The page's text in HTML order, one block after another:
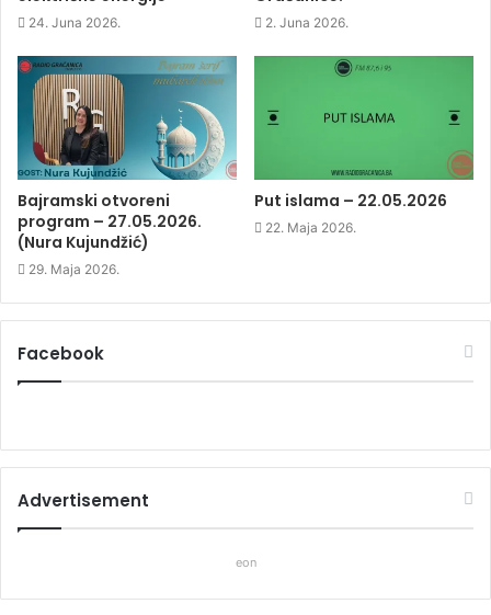
i
n
n
w
w
i
n
d
o
w
)
n
n
e
w
i
n
d
o
w
)
i
w
w
i
o
w
)
24. Juna 2026. 2. Juna 2026.
Bajramski otvoreni
program – 27.05.2026.
(Nura Kujundžić)
29. Maja 2026.
Put islama – 22.05.2026
22. Maja 2026.
Facebook
Advertisement
eon